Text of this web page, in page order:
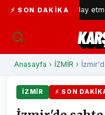
⚡ SON DAKIKA
aklıyla alay etmektir
Anasayfa › İZMİR ›
İZMİR ⚡ SON